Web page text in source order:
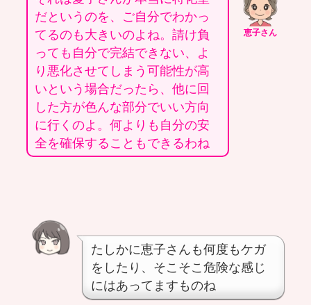
恵子さん
だというのを、ご自分でわかっ
てるのも大きいのよね。請け負
っても自分で完結できない、よ
り悪化させてしまう可能性が高
いという場合だったら、他に回
した方が色んな部分でいい方向
に行くのよ。何よりも自分の安
全を確保することもできるわね
たしかに恵子さんも何度もケガ
をしたり、そこそこ危険な感じ
にはあってますものね